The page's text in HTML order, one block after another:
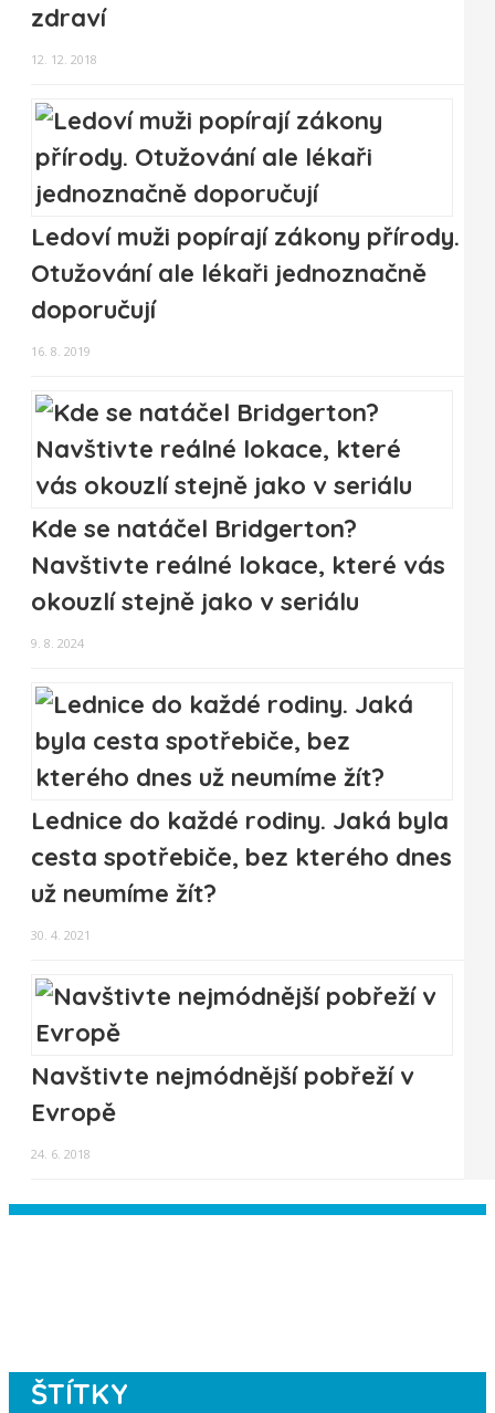
zdraví
12. 12. 2018
Ledoví muži popírají zákony přírody.
Otužování ale lékaři jednoznačně
doporučují
16. 8. 2019
Kde se natáčel Bridgerton?
Navštivte reálné lokace, které vás
okouzlí stejně jako v seriálu
9. 8. 2024
Lednice do každé rodiny. Jaká byla
cesta spotřebiče, bez kterého dnes
už neumíme žít?
30. 4. 2021
Navštivte nejmódnější pobřeží v
Evropě
24. 6. 2018
ŠTÍTKY